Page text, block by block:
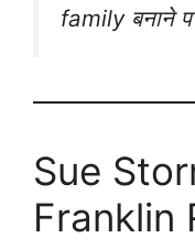
family बनाने
Sue
Franklin